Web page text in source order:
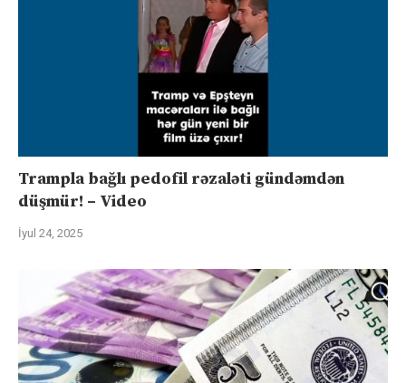
Trampla bağlı pedofil rəzaləti gündəmdən
düşmür! – Video
İyul 24, 2025